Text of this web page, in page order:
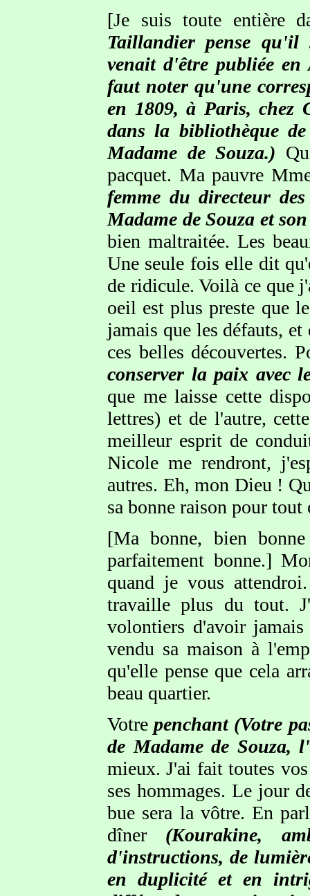
[Je suis toute entière
Taillandier pense qu'il
venait d'être publiée
faut noter qu'une
en 1809, à Paris, chez
dans la bibliothèque
Madame de Souza.)
pacquet. Ma pauvre
femme du directeur
Madame de Souza et
bien maltraitée. Les
Une seule fois elle dit
de ridicule. Voilà ce que
oeil est plus preste que
jamais que les défauts,
ces belles
conserver la paix avec
que me laisse cette
lettres) et de l'autre,
meilleur esprit de
Nicole me rendront,
autres. Eh, mon Dieu !
sa bonne raison pour
[Ma bonne, bien
parfaitement bonne.]
quand je vous
travaille plus du tout.
volontiers d'avoir
vendu sa maison à
qu'elle pense que cela
beau quartier.
Votrepenchant (Votre
de Madame de Souza,
mieux. J'ai fait toutes
ses hommages. Le jour
bue sera la vôtre. En
dîner (Kourakine,
d'instructions, de
en duplicité et en